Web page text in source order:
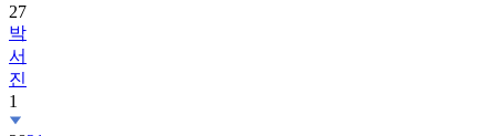
27
박
서
진
1